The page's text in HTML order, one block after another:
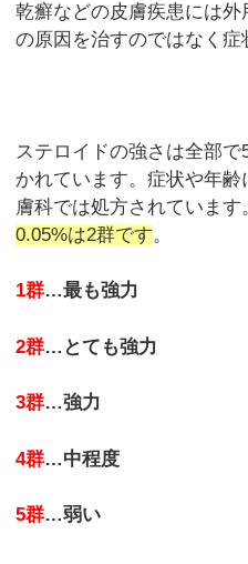
乾癬などの皮膚疾患には
の原因を治すのではなく症
ステロイドの強さは全部
かれています。症状や年
膚科では処方されています
0.05%は2群です。
1群…最も強力
2群…とても強力
3群…強力
4群…中程度
5群…弱い